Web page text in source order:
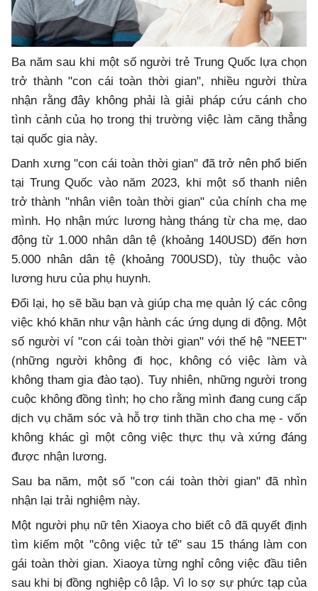
Ba năm sau khi một số người trẻ Trung Quốc lựa chọn
trở thành "con cái toàn thời gian", nhiều người thừa
nhận rằng đây không phải là giải pháp cứu cánh cho
tình cảnh của họ trong thị trường việc làm căng thẳng
tại quốc gia này.
Danh xưng "con cái toàn thời gian" đã trở nên phổ biến
tại Trung Quốc vào năm 2023, khi một số thanh niên
trở thành "nhân viên toàn thời gian" của chính cha mẹ
mình. Họ nhận mức lương hàng tháng từ cha mẹ, dao
động từ 1.000 nhân dân tệ (khoảng 140USD) đến hơn
5.000 nhân dân tệ (khoảng 700USD), tùy thuộc vào
lương hưu của phụ huynh.
Đổi lại, họ sẽ bầu bạn và giúp cha mẹ quản lý các công
việc khó khăn như vận hành các ứng dụng di động. Một
số người ví "con cái toàn thời gian" với thế hệ "NEET"
(những người không đi học, không có việc làm và
không tham gia đào tạo). Tuy nhiên, những người trong
cuộc không đồng tình; họ cho rằng mình đang cung cấp
dịch vụ chăm sóc và hỗ trợ tinh thần cho cha mẹ - vốn
không khác gì một công việc thực thụ và xứng đáng
được nhận lương.
Sau ba năm, một số "con cái toàn thời gian" đã nhìn
nhận lại trải nghiệm này.
Một người phụ nữ tên Xiaoya cho biết cô đã quyết định
tìm kiếm một "công việc tử tế" sau 15 tháng làm con
gái toàn thời gian. Xiaoya từng nghỉ công việc đầu tiên
sau khi bị đồng nghiệp cô lập. Vì lo sợ sự phức tạp của